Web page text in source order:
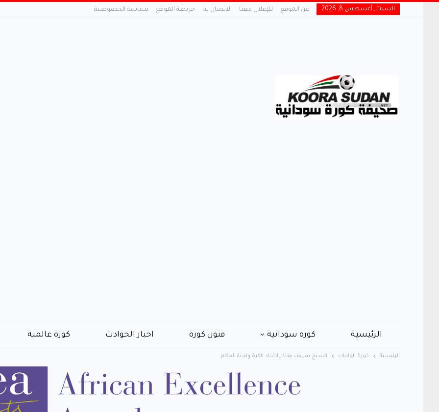
السبت, أغسطس 8, 2026 عن الموقع للإعلان معنا الاتصال بنا خريطة الموقع سياسة الخصوصية
الرئيسية كورة سودانية فنون كورة اخبار الحوادث كورة عالمية
الرئيسية كورة الولايات الشيخ شريف يعتذر لاتحاد الكرة ولجنة الحكام